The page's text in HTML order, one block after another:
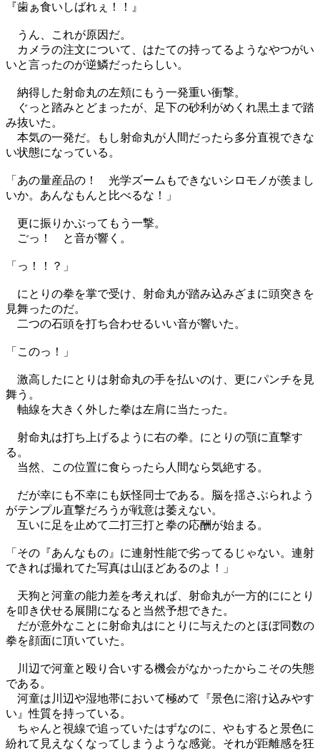
『歯ぁ食いしばれぇ！！』
うん、これが原因だ。
カメラの注文について、はたての持ってるようなやつがい
いと言ったのが逆鱗だったらしい。
納得した射命丸の左頬にもう一発重い衝撃。
ぐっと踏みとどまったが、足下の砂利がめくれ黒土まで踏
み抜いた。
本気の一発だ。もし射命丸が人間だったら多分直視できな
い状態になっている。
「あの量産品の！ 光学ズームもできないシロモノが羨まし
いか。あんなもんと比べるな！」
更に振りかぶってもう一撃。
ごっ！ と音が響く。
「っ！！？」
にとりの拳を掌で受け、射命丸が踏み込みざまに頭突きを
見舞ったのだ。
二つの石頭を打ち合わせるいい音が響いた。
「このっ！」
激高したにとりは射命丸の手を払いのけ、更にパンチを見
舞う。
軸線を大きく外した拳は左肩に当たった。
射命丸は打ち上げるように右の拳。にとりの顎に直撃す
る。
当然、この位置に食らったら人間なら気絶する。
だが幸にも不幸にも妖怪同士である。脳を揺さぶられよう
がテンプル直撃だろうが戦意は萎えない。
互いに足を止めて二打三打と拳の応酬が始まる。
「その『あんなもの』に連射性能で劣ってるじゃない。連射
できれば撮れてた写真は山ほどあるのよ！」
天狗と河童の能力差を考えれば、射命丸が一方的ににとり
を叩き伏せる展開になると当然予想できた。
だが意外なことに射命丸はにとりに与えたのとほぼ同数の
拳を顔面に頂いていた。
川辺で河童と殴り合いする機会がなかったからこその失態
である。
河童は川辺や湿地帯において極めて『景色に溶け込みやす
い』性質を持っている。
ちゃんと視線で追っていたはずなのに、やもすると景色に
紛れて見えなくなってしまうような感覚。それが距離感を狂